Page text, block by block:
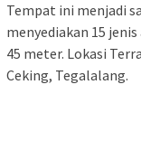
Tempat ini menjadi
menyediakan 15
45 meter. Lokasi
Ceking, Tegalalang.